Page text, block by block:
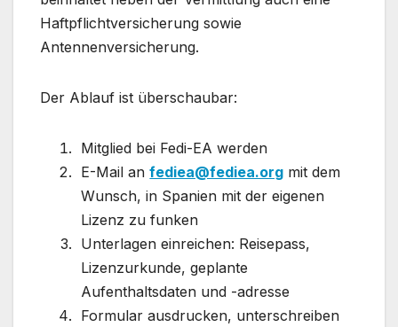
Haftpflichtversicherung sowie
Antennenversicherung.
Der Ablauf ist überschaubar:
Mitglied bei Fedi-EA werden
E-Mail anfediea@fediea.org mit dem
Wunsch, in Spanien mit der eigenen
Lizenz zu funken
Unterlagen einreichen: Reisepass,
Lizenzurkunde, geplante
Aufenthaltsdaten und -adresse
Formular ausdrucken, unterschreiben